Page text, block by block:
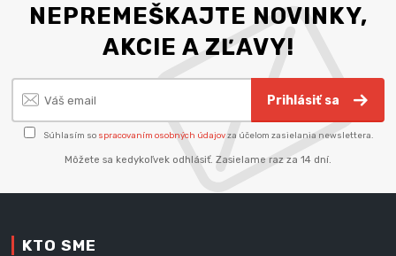
NEPREMEŠKAJTE NOVINKY,
AKCIE A ZĽAVY!
Prihlásiť sa
Súhlasím so spracovaním osobných údajovza účelom zasielania newslettera.
Môžete sa kedykoľvek odhlásiť. Zasielame raz za 14 dní.
KTO SME